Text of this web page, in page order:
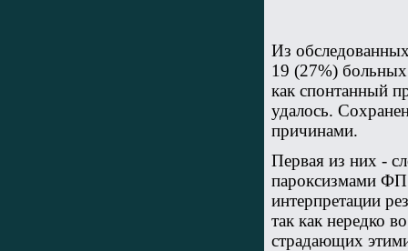
Из
19 (27%)
как спонтанный
удалось.
причинами.
Первая из них -
пароксизмами
интерпретации
так как нередко
страдающих